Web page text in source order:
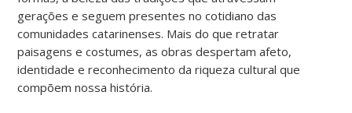
gerações e seguem presentes no cotidiano das
comunidades catarinenses. Mais do que retratar
paisagens e costumes, as obras despertam afeto,
identidade e reconhecimento da riqueza cultural que
compõem nossa história.